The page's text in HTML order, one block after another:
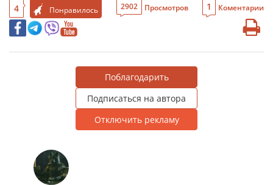
4 Понравилось 2902 Просмотров 1 Коментарии
Поблагодарить
Подписаться на автора
Отключить рекламу